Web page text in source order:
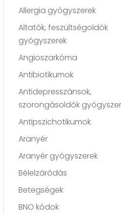
Allergia gyógyszerek
Altatók, feszültségoldók
gyógyszerek
Angioszarkóma
Antibiotikumok
Antidepresszánsok,
szorongásoldók
Antipszichotikumok
Aranyér
Aranyér gyógyszerek
Bélelzáródás
Betegségek
BNO kódok